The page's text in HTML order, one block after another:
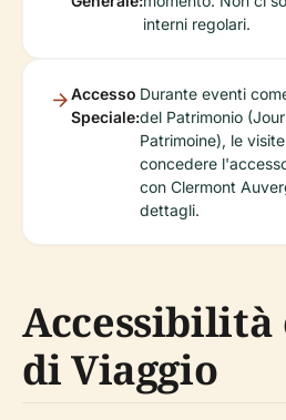
interni regolari.
Accesso
Speciale:
Durante eventi
del Patrimonio
Patrimoine), le
concedere
con Clermont
dettagli.
Accessibilità
di Viaggio